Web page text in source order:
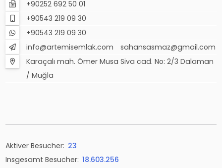
+90252 692 50 01
+90543 219 09 30
+90543 219 09 30
info@artemisemlak.com
sahansasmaz@gmail.com
Karaçalı mah. Ömer Musa Siva cad. No: 2/3 Dalaman
/ Muğla
Aktiver Besucher: 23
Insgesamt Besucher: 18.603.256